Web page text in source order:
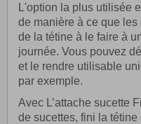
L'option la plus utilisée
de manière à ce que
de la tétine à le faire à
journée. Vous pouvez
et le rendre utilisable
par exemple.
Avec L’attache sucette
de sucettes, fini la